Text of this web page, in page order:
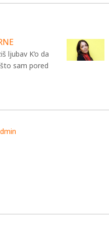
ljubav K’o da
sam pored